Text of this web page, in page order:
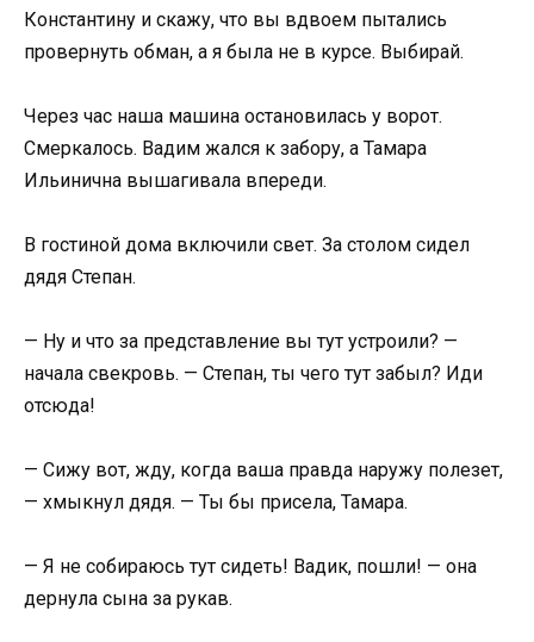
Константину и скажу, что вы вдвоем пытались
провернуть обман, а я была не в курсе. Выбирай.
Через час наша машина остановилась у ворот.
Смеркалось. Вадим жался к забору, а Тамара
Ильинична вышагивала впереди.
В гостиной дома включили свет. За столом сидел
дядя Степан.
— Ну и что за представление вы тут устроили? —
начала свекровь. — Степан, ты чего тут забыл? Иди
отсюда!
— Сижу вот, жду, когда ваша правда наружу полезет,
— хмыкнул дядя. — Ты бы присела, Тамара.
— Я не собираюсь тут сидеть! Вадик, пошли! — она
дернула сына за рукав.